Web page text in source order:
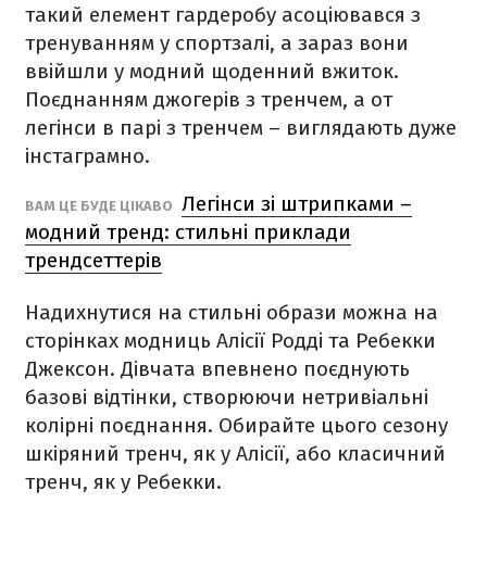
такий елемент гардеробу асоціювався з
тренуванням у спортзалі, а зараз вони
ввійшли у модний щоденний вжиток.
Поєднанням джогерів з тренчем, а от
легінси в парі з тренчем – виглядають дуже
інстаграмно.
ВАМ ЦЕ БУДЕ ЦІКАВО Легінси зі штрипками –
модний тренд: стильні приклади
трендсеттерів
Надихнутися на стильні образи можна на
сторінках модниць Алісії Родді та Ребекки
Джексон. Дівчата впевнено поєднують
базові відтінки, створюючи нетривіальні
колірні поєднання. Обирайте цього сезону
шкіряний тренч, як у Алісії, або класичний
тренч, як у Ребекки.